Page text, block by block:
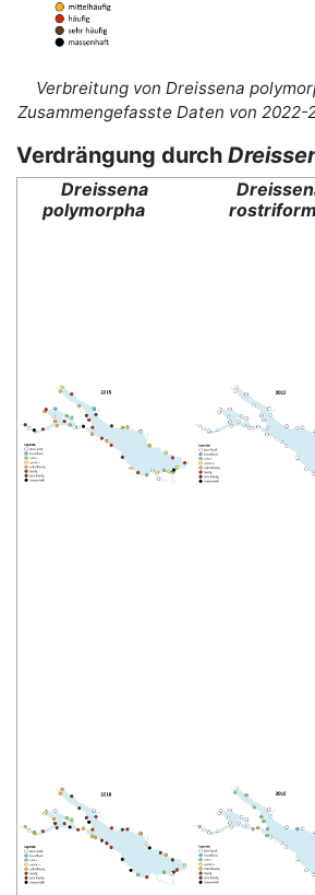
Verbreitung von Dreissena
Zusammengefasste Daten von 2022-
Verdrängung durch
Dreissena
polymorpha